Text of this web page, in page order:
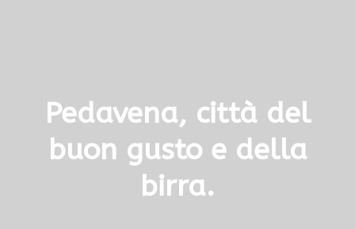
Pedavena, città del
buon gusto e della
birra.